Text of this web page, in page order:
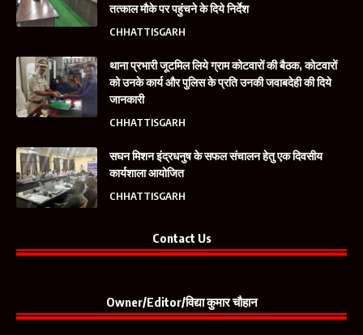
तत्काल मौके पर पहुंचने के दिये निर्देश
CHHATTISGARH
थाना प्रभारी जूटमिल लिये ग्राम कोटवारों की बैठक, कोटवारों
को उनके कार्य और पुलिस के प्रति उनकी जवाबदेही की दिये
जानकारी
CHHATTISGARH
सघन मिशन इंद्रधनुष के सफल संचालन हेतु एक दिवसीय
कार्यशाला आयोजित
CHHATTISGARH
Contact Us
Owner/Editor/विद्या कुमार चौहान